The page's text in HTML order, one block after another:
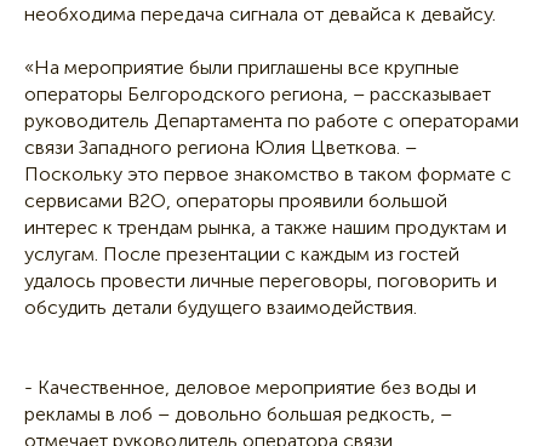
необходима передача сигнала от девайса к девайсу.
«На мероприятие были приглашены все крупные
операторы Белгородского региона, – рассказывает
руководитель Департамента по работе с операторами
связи Западного региона Юлия Цветкова. –
Поскольку это первое знакомство в таком формате с
сервисами В2О, операторы проявили большой
интерес к трендам рынка, а также нашим продуктам и
услугам. После презентации с каждым из гостей
удалось провести личные переговоры, поговорить и
обсудить детали будущего взаимодействия.
- Качественное, деловое мероприятие без воды и
рекламы в лоб – довольно большая редкость, –
отмечает руководитель оператора связи